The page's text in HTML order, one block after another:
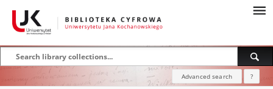
Advanced search ?